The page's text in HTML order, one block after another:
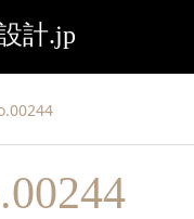
計.jp